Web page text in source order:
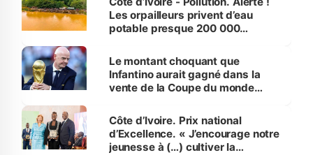
Les orpailleurs privent d’eau
potable presque 200 000
Le montant choquant que
Infantino aurait gagné dans la
vente de la Coupe du monde
Côte d’Ivoire. Prix national
d’Excellence. « J’encourage notre
jeunesse à (…) cultiver la